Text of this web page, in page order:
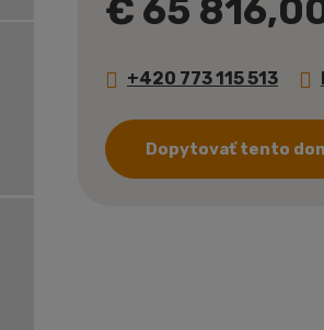
€ 65
+420 773 115 513
Dopytovať tento